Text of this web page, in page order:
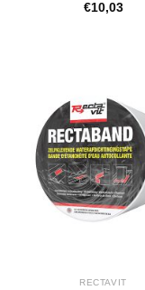
€10,03
RECTAVIT